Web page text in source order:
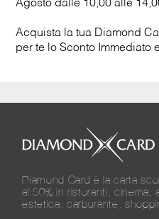
Agosto dalle 10,00 alle
Acquista la tua Diamond
per te lo Sconto Immediato
Diamond Card è la carta
al 50% in ristoranti, cinema,
estetica, carburante,